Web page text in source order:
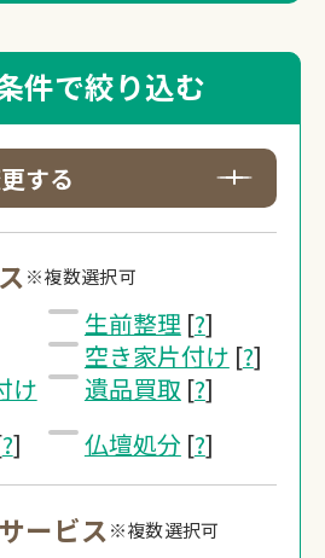
件で絞り込む
する
※複数選択可
生前整理 [?]
空き家片付け [?]
け
遺品買取 [?]
?] 仏壇処分 [?]
ービス※複数選択可